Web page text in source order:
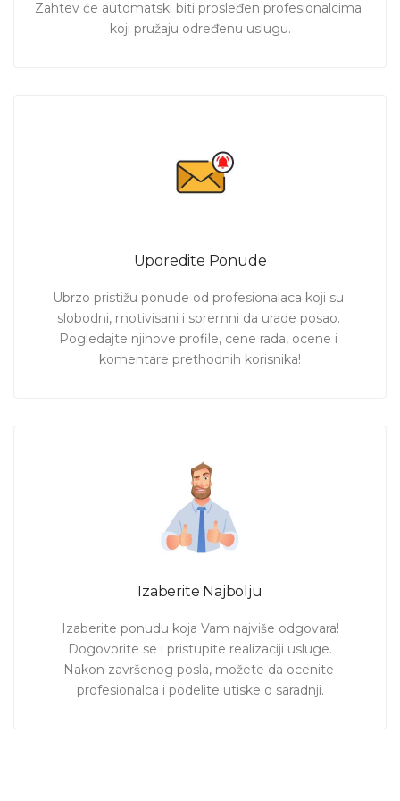
Zahtev će automatski biti prosleđen profesionalcima
koji pružaju određenu uslugu.
Uporedite Ponude
Ubrzo pristižu ponude od profesionalaca koji su
slobodni, motivisani i spremni da urade posao.
Pogledajte njihove profile, cene rada, ocene i
komentare prethodnih korisnika!
Izaberite Najbolju
Izaberite ponudu koja Vam najviše odgovara!
Dogovorite se i pristupite realizaciji usluge.
Nakon završenog posla, možete da ocenite
profesionalca i podelite utiske o saradnji.